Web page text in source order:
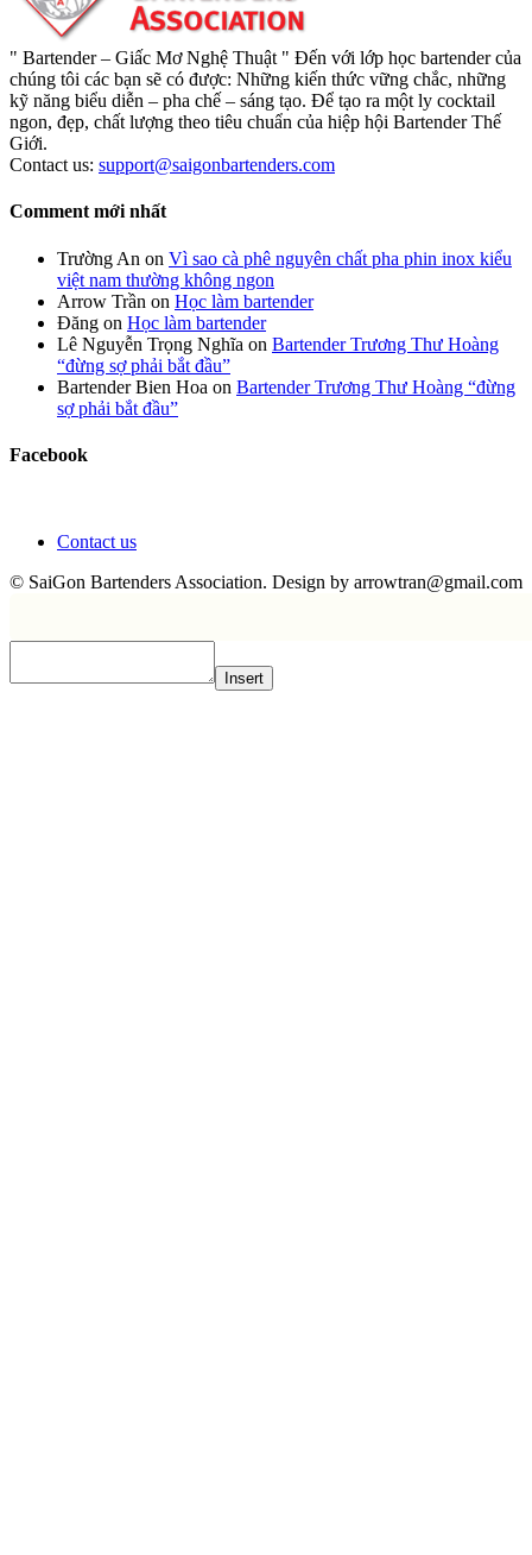
" Bartender – Giấc Mơ Nghệ Thuật " Đến với lớp học bartender của
chúng tôi các bạn sẽ có được: Những kiến thức vững chắc, những
kỹ năng biểu diễn – pha chế – sáng tạo. Để tạo ra một ly cocktail
ngon, đẹp, chất lượng theo tiêu chuẩn của hiệp hội Bartender Thế
Giới.
Contact us: support@saigonbartenders.com
Comment mới nhất
Trường An on Vì sao cà phê nguyên chất pha phin inox kiểu
việt nam thường không ngon
Arrow Trần on Học làm bartender
Đăng on Học làm bartender
Lê Nguyễn Trọng Nghĩa on Bartender Trương Thư Hoàng
“đừng sợ phải bắt đầu”
Bartender Bien Hoa on Bartender Trương Thư Hoàng “đừng
sợ phải bắt đầu”
Facebook
Contact us
© SaiGon Bartenders Association. Design by arrowtran@gmail.com
Insert